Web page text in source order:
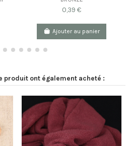
0,39 €
Ajouter au panier
produit ont également acheté :